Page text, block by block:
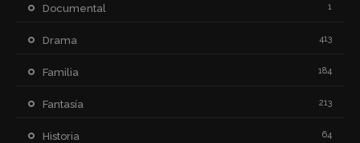
Documental 1
Drama 413
Familia 184
Fantasía 213
Historia 64